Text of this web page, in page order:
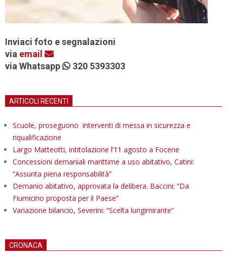
Inviaci foto e segnalazioni
via email
via Whatsapp
320 5393303
ARTICOLI RECENTI
Scuole, proseguono interventi di messa in sicurezza e
riqualificazione
Largo Matteotti, intitolazione l’11 agosto a Focene
Concessioni demaniali marittime a uso abitativo, Catini:
“Assunta piena responsabilità”
Demanio abitativo, approvata la delibera. Baccini: “Da
Fiumicino proposta per il Paese”
Variazione bilancio, Severini: “Scelta lungimirante”
CRONACA